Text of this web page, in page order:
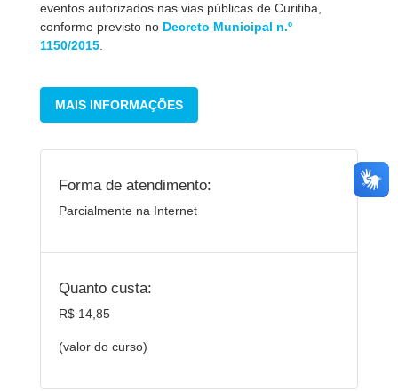
eventos autorizados nas vias públicas de Curitiba,
conforme previsto no Decreto Municipal n.º
1150/2015
MAIS INFORMAÇÕES
Forma de atendimento:
Parcialmente na Internet
Quanto custa:
R$ 14,85
(valor do curso)